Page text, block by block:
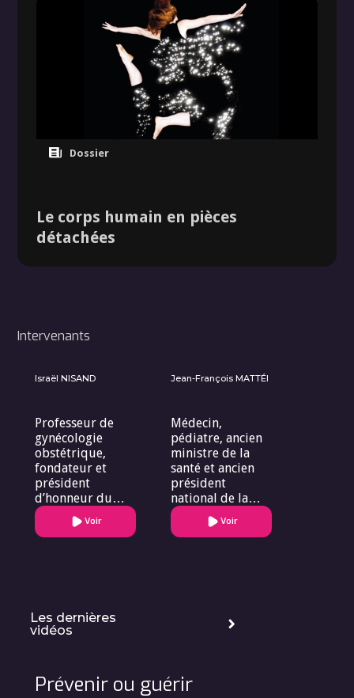
Dossier
Le corps humain en pièces
détachées
Intervenants
Israël NISAND
Professeur de
gynécologie
obstétrique,
fondateur et
président
d’honneur du
Forum Européen
de Bioéthique,
Voir
Jean-François MATTÉI
Médecin,
pédiatre, ancien
ministre de la
santé et ancien
président
national de la
Croix-Rouge
française Voir
Les dernières
vidéos
Prévenir ou guérir